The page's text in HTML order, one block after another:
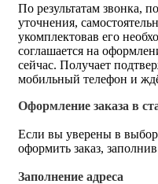
По результатам звонка,
уточнения,
укомплектовав его
соглашается на
сейчас. Получает
мобильный телефон и
Оформление заказа в
Если вы уверены в
оформить заказ,
Заполнение адреса